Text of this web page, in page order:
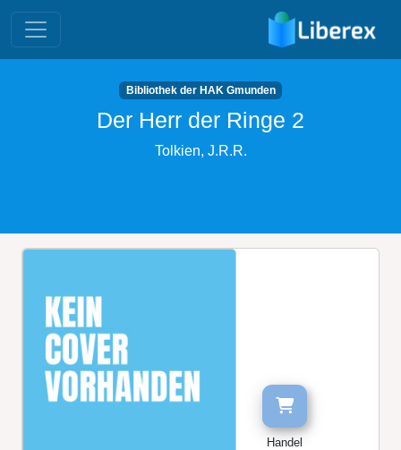
Bibliothek der HAK Gmunden
Der Herr der Ringe 2
Tolkien, J.R.R.
Handel